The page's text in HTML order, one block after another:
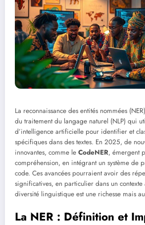
La reconnaissance des entités nommées
du traitement du langage naturel (NLP) qui
d’intelligence artificielle pour identifier et
spécifiques dans des textes. En 2025, de
innovantes, comme le CodeNER, émergent
compréhension, en intégrant un système de
code. Ces avancées pourraient avoir des
significatives, en particulier dans un
diversité linguistique est une richesse mais
La NER : Définition et